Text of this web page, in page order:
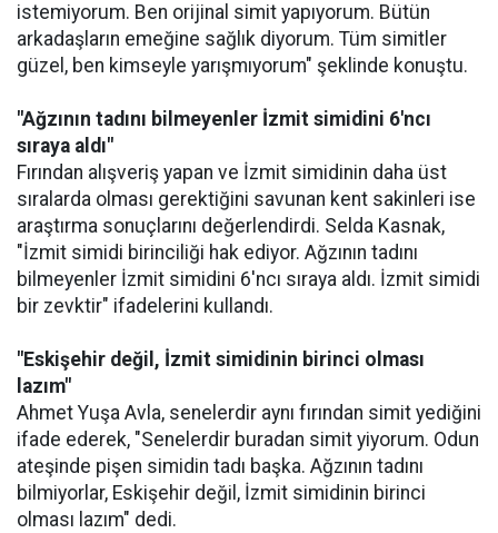
istemiyorum. Ben orijinal simit yapıyorum. Bütün
arkadaşların emeğine sağlık diyorum. Tüm simitler
güzel, ben kimseyle yarışmıyorum" şeklinde konuştu.
"Ağzının tadını bilmeyenler İzmit simidini 6'ncı
sıraya aldı"
Fırından alışveriş yapan ve İzmit simidinin daha üst
sıralarda olması gerektiğini savunan kent sakinleri ise
araştırma sonuçlarını değerlendirdi. Selda Kasnak,
"İzmit simidi birinciliği hak ediyor. Ağzının tadını
bilmeyenler İzmit simidini 6'ncı sıraya aldı. İzmit simidi
bir zevktir" ifadelerini kullandı.
"Eskişehir değil, İzmit simidinin birinci olması
lazım"
Ahmet Yuşa Avla, senelerdir aynı fırından simit yediğini
ifade ederek, "Senelerdir buradan simit yiyorum. Odun
ateşinde pişen simidin tadı başka. Ağzının tadını
bilmiyorlar, Eskişehir değil, İzmit simidinin birinci
olması lazım" dedi.